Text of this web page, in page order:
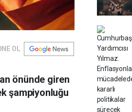
OL
önünde giren
şampiyonluğu